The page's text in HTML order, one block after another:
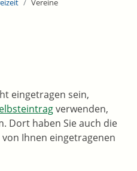
Vereine
eingetragen sein,
verwenden,
Dort haben Sie auch die
Ihnen eingetragenen